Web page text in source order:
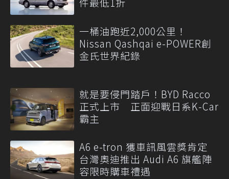
一桶油跑近2,000公里！
Nissan Qashqai e-POWER創
金氏世界紀錄
就是要侵門踏戶！BYD Racco
正式上市 正面迎戰日系K-Car
霸主
A6 e-tron 獲車訊風雲獎肯定
台灣奧迪推出 Audi A6 旗艦陣
容限時購車禮遇